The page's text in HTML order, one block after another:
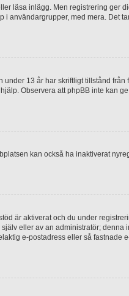
läsa inlägg. Men registrering ger
användargrupper, med mera. Det
13 år har skriftligt tillstånd från
Observera att phpBB inte kan
kan också ha inaktiverat
är aktiverat och du under
eller av an administratör; denna
e-postadress eller så fastnade